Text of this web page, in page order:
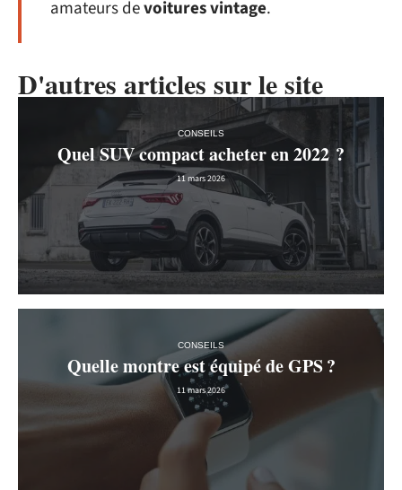
amateurs devoitures vintage.
D'autres articles sur le site
CONSEILS
Quel SUV compact acheter en 2022 ?
11 mars 2026
CONSEILS
Quelle montre est équipé de GPS ?
11 mars 2026